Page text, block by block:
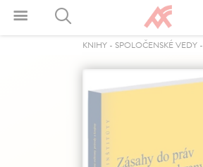
KNIHY- SPOLOČENSKÉ VEDY-